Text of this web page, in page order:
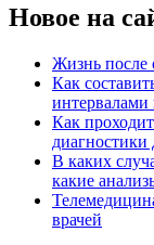
Новое на
Жизнь после
Как
Как
диагностики
В каких
какие
врачей